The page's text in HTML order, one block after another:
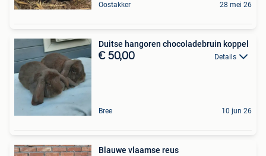
Oostakker 28 mei 26
Duitse hangoren chocoladebruin koppel
€ 50,00 Details
Bree 10 jun 26
Blauwe vlaamse reus